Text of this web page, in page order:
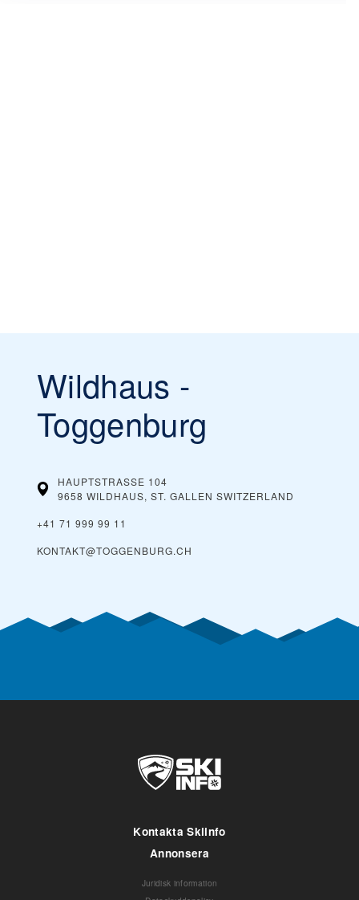
Wildhaus -
Toggenburg
HAUPTSTRASSE 104
9658 WILDHAUS, ST. GALLEN SWITZERLAND
+41 71 999 99 11
KONTAKT@TOGGENBURG.CH
Kontakta Skiinfo
Annonsera
Juridisk information